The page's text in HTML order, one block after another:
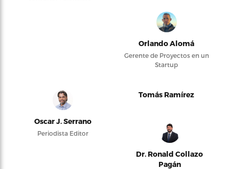
Orlando Alomá
Gerente de Proyectos en un
Startup
Oscar J. Serrano
Periodista Editor
Tomás Ramírez
Dr. Ronald Collazo
Pagán